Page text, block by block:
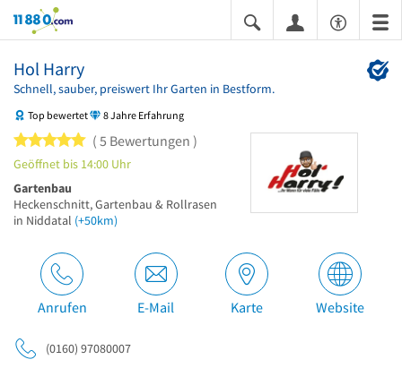
11880.com
Hol Harry
Schnell, sauber, preiswert Ihr Garten in Bestform.
Top bewertet 8 Jahre Erfahrung
5 von 5 Sternen
5 Bewertungen
Geöffnet bis 14:00 Uhr
Gartenbau
Heckenschnitt, Gartenbau & Rollrasen
in Niddatal (+50km)
Anrufen E-Mail Karte Website
(0160) 97080007